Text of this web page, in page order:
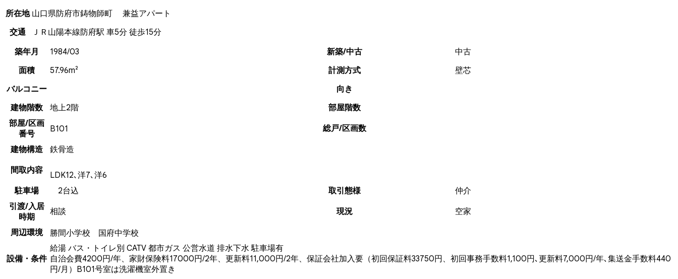
所在地 山口県防府市鋳物師町 兼益アパート
交通
ＪＲ山陽本線防府駅 車5分 徒歩15分
築年月
1984/03 新築/中古
中古
面積
57.96m² 計測方式
壁芯
バルコニー
向き
建物階数
地上2階
部屋階数
部屋/区画
番号
B101 総戸/区画数
建物構造 鉄骨造
間取内容
LDK12､洋7､洋6
駐車場
2台込 取引態様
仲介
引渡/入居
時期
相談 現況 空家
周辺環境 勝間小学校 国府中学校
設備・条件
給湯 バス・トイレ別 CATV 都市ガス 公営水道 排水下水 駐車場有
自治会費4200円/年、家財保険料17000円/2年、更新料11,000円/2年、保証会社加入要（初回保証料33750円、初回事務手数料1,100円､更新料7,000円/年､集送金手数料440
円/月）B101号室は洗濯機室外置き